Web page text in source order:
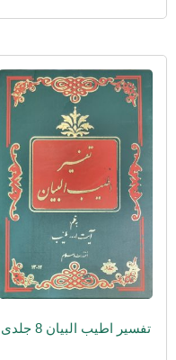
تفسیر اطیب البیان 8 جلدی